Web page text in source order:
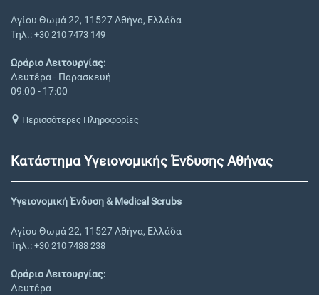
Αγίου Θωμά 22, 11527 Αθήνα, Ελλάδα
Τηλ.: +30 210 7473 149
Ωράριο Λειτουργίας:
Δευτέρα - Παρασκευή
09:00 - 17:00
Περισσότερες Πληροφορίες
Κατάστημα Υγειονομικής Ένδυσης Αθήνας
Υγειονομική Ένδυση & Medical Scrubs
Αγίου Θωμά 22, 11527 Αθήνα, Ελλάδα
Τηλ.: +30 210 7488 238
Ωράριο Λειτουργίας:
Δευτέρα